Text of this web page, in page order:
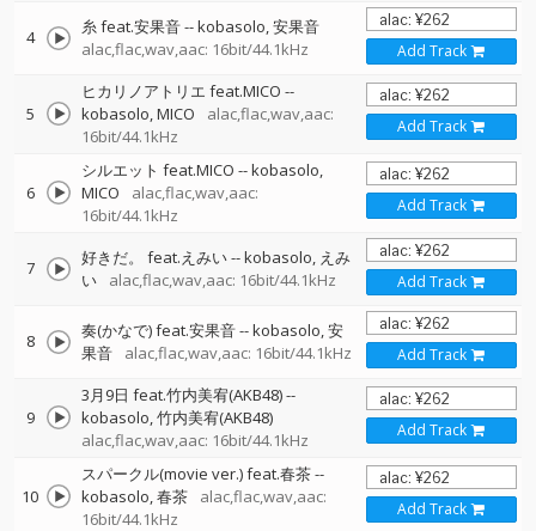
4 糸 feat.安果音--kobasolo 安果音
alac,flac,wav,aac: 16bit/44.1kHz
Add Track
5
ヒカリノアトリエ feat.MICO --
kobasolo MICO
alac,flac,wav,aac:
16bit/44.1kHz
Add Track
6
シルエット feat.MICO --kobasolo
MICO
alac,flac,wav,aac:
16bit/44.1kHz
Add Track
7 好きだ。 feat.えみい--kobasolo えみ
い
alac,flac,wav,aac: 16bit/44.1kHz Add Track
8 奏(かなで) feat.安果音--kobasolo 安
果音
alac,flac,wav,aac: 16bit/44.1kHz Add Track
9
3月9日 feat.竹内美宥(AKB48)--
kobasolo 竹内美宥(AKB48)
alac,flac,wav,aac: 16bit/44.1kHz
Add Track
10
スパークル(movie ver.) feat.春茶--
kobasolo 春茶
alac,flac,wav,aac:
16bit/44.1kHz
Add Track